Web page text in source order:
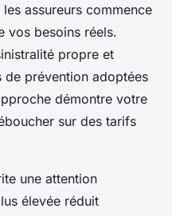
assureurs commence
vos besoins réels.
propre et
de prévention adoptées
démontre votre
sur des tarifs
une attention
élevée réduit